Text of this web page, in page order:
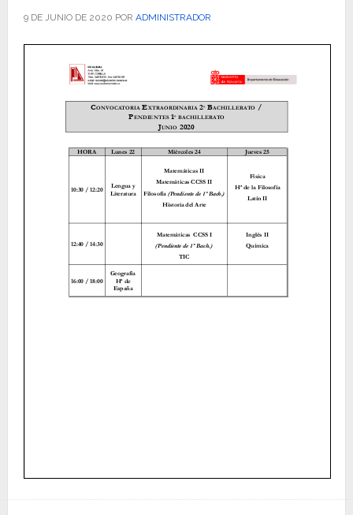
9 DE JUNIO DE 2020 POR ADMINISTRADOR